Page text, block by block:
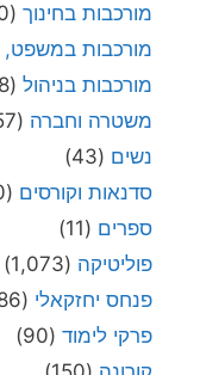
מורכבות בחינוך (420)
מורכבות במשפט,
מורכבות בניהול (1,258)
משטרה וחברה (57)
נשים (43)
סדנאות וקורסים (10)
ספרים (11)
פוליטיקה (1,073)
פנחס יחזקאלי (1,986)
פרקי לימוד (90)